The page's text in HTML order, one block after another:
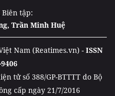
Biên tập:
Trần Minh Huệ
Nam (Reatimes.vn) - ISSN
tử số 388/GP-BTTTT do Bộ
cấp ngày 21/7/2016